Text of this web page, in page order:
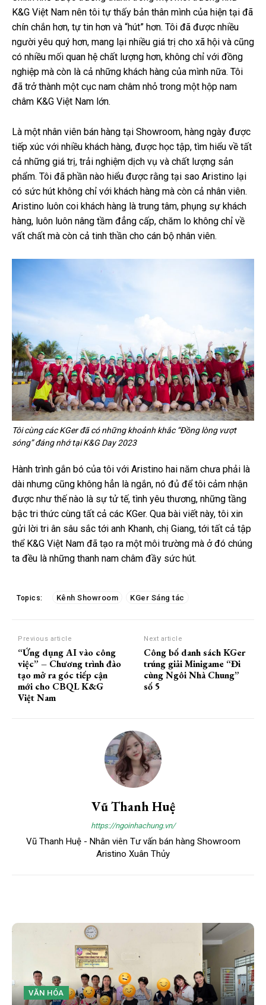
K&G Việt Nam nên tôi tự thấy bản thân mình của hiện tại đã
chín chắn hơn, tự tin hơn và “hút” hơn. Tôi đã được nhiều
người yêu quý hơn, mang lại nhiều giá trị cho xã hội và cũng
có nhiều mối quan hệ chất lượng hơn, không chỉ với đồng
nghiệp mà còn là cả những khách hàng của mình nữa. Tôi
đã trở thành một cục nam châm nhỏ trong một hộp nam
châm K&G Việt Nam lớn.
Là một nhân viên bán hàng tại Showroom, hàng ngày được
tiếp xúc với nhiều khách hàng, được học tập, tìm hiểu về tất
cả những giá trị, trải nghiệm dịch vụ và chất lượng sản
phẩm. Tôi đã phần nào hiểu được rằng tại sao Aristino lại
có sức hút không chỉ với khách hàng mà còn cả nhân viên.
Aristino luôn coi khách hàng là trung tâm, phụng sự khách
hàng, luôn luôn nâng tầm đẳng cấp, chăm lo không chỉ về
vất chất mà còn cả tinh thần cho cán bộ nhân viên.
Tôi cùng các KGer đã có những khoảnh khắc “Đồng lòng vượt
sóng” đáng nhớ tại K&G Day 2023
Hành trình gắn bó của tôi với Aristino hai năm chưa phải là
dài nhưng cũng không hẳn là ngắn, nó đủ để tôi cảm nhận
được như thế nào là sự tử tế, tình yêu thương, những tầng
bậc tri thức cùng tất cả các KGer. Qua bài viết này, tôi xin
gửi lời tri ân sâu sắc tới anh Khanh, chị Giang, tới tất cả tập
thể K&G Việt Nam đã tạo ra một môi trường mà ở đó chúng
ta đều là những thanh nam châm đầy sức hút.
Topics: Kênh Showroom KGer Sáng tác
Previous article
“Ứng dụng AI vào công
việc” – Chương trình đào
tạo mở ra góc tiếp cận
mới cho CBQL K&G
Việt Nam
Next article
Công bố danh sách KGer
trúng giải Minigame “Đi
cùng Ngôi Nhà Chung”
số 5
Vũ Thanh Huệ
https://ngoinhachung.vn/
Vũ Thanh Huệ - Nhân viên Tư vấn bán hàng Showroom
Aristino Xuân Thủy
VĂN HÓA